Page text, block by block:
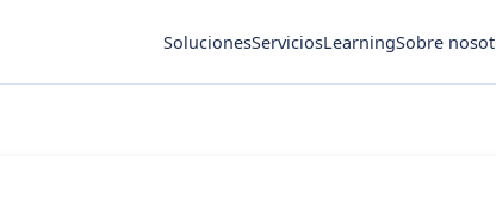
SolucionesServiciosLearningSobre